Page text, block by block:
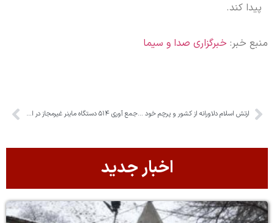
پیدا کند.
منبع خبر: خبرگزاری صدا و سیما
ارتش اسلام دلاورانه از کشور و پرچم خود دفاع می‌کند جمع آوری ۵۱۴ دستگاه ماینر غیرمجاز در البرز
اخبار جدید